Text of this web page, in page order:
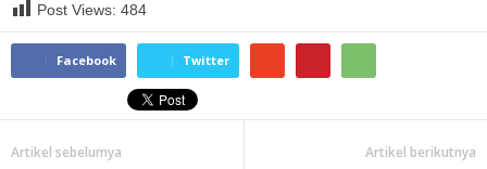
Post Views: 484
Facebook Twitter
Artikel sebelumya Artikel berikutnya